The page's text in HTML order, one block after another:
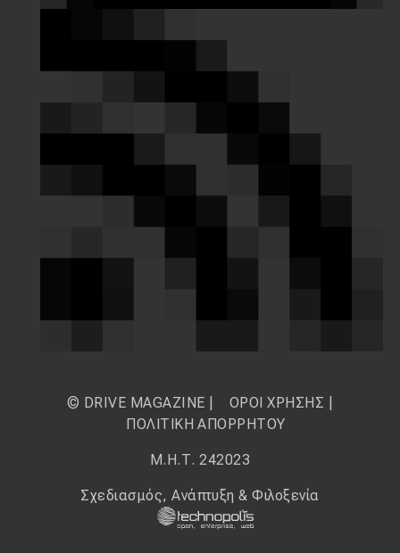
© DRIVE MAGAZINE | ΟΡΟΙ ΧΡΗΣΗΣ
ΠΟΛΙΤΙΚΗ ΑΠΟΡΡΗΤΟΥ
Μ.Η.Τ. 242023
Σχεδιασμός, Ανάπτυξη & Φιλοξενία